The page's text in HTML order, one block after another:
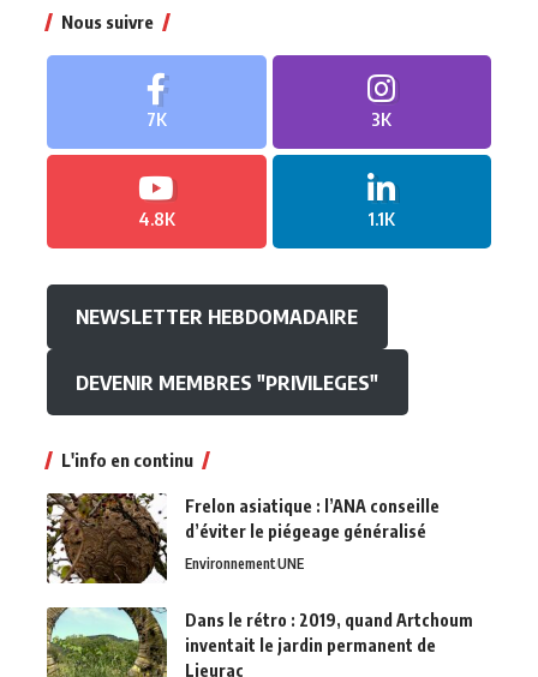
Nous suivre
7K 3K
4.8K 1.1K
NEWSLETTER HEBDOMADAIRE
DEVENIR MEMBRES "PRIVILEGES"
L'info en continu
Frelon asiatique : l’ANA conseille
d’éviter le piégeage généralisé
EnvironnementUNE
Dans le rétro : 2019, quand Artchoum
inventait le jardin permanent de
Lieurac